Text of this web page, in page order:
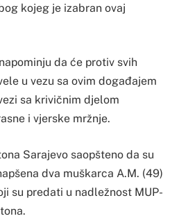
kojeg je izabran ovaj
da će protiv svih
u vezu sa ovim događajem
sa krivičnim djelom
i vjerske mržnje.
Sarajevo saopšteno da su
dva muškarca A.M. (49)
su predati u nadležnost MUP-